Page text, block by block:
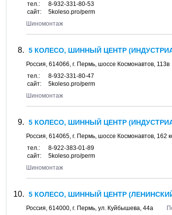
тел.:
8-932-331-80-53
сайт:
5koleso.pro/perm
Шиномонтаж
5 КОЛЕСО, ШИННЫЙ ЦЕНТР
Россия, 614066, г. Пермь, шоссе Космонавтов, 113в
тел.:
8-932-331-80-47
сайт:
5koleso.pro/perm
Шиномонтаж
5 КОЛЕСО, ШИННЫЙ ЦЕНТР
Россия, 614065, г. Пермь, шоссе Космонавтов, 162
тел.:
8-922-383-01-89
сайт:
5koleso.pro/perm
Шиномонтаж
5 КОЛЕСО, ШИННЫЙ ЦЕНТР
Россия, 614000, г. Пермь, ул. Куйбышева, 44а